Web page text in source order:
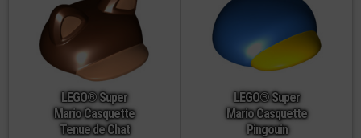
LEGO® Super
Mario Casquette
Tenue de Chat
LEGO® Super
Mario Casquette
Pingouin